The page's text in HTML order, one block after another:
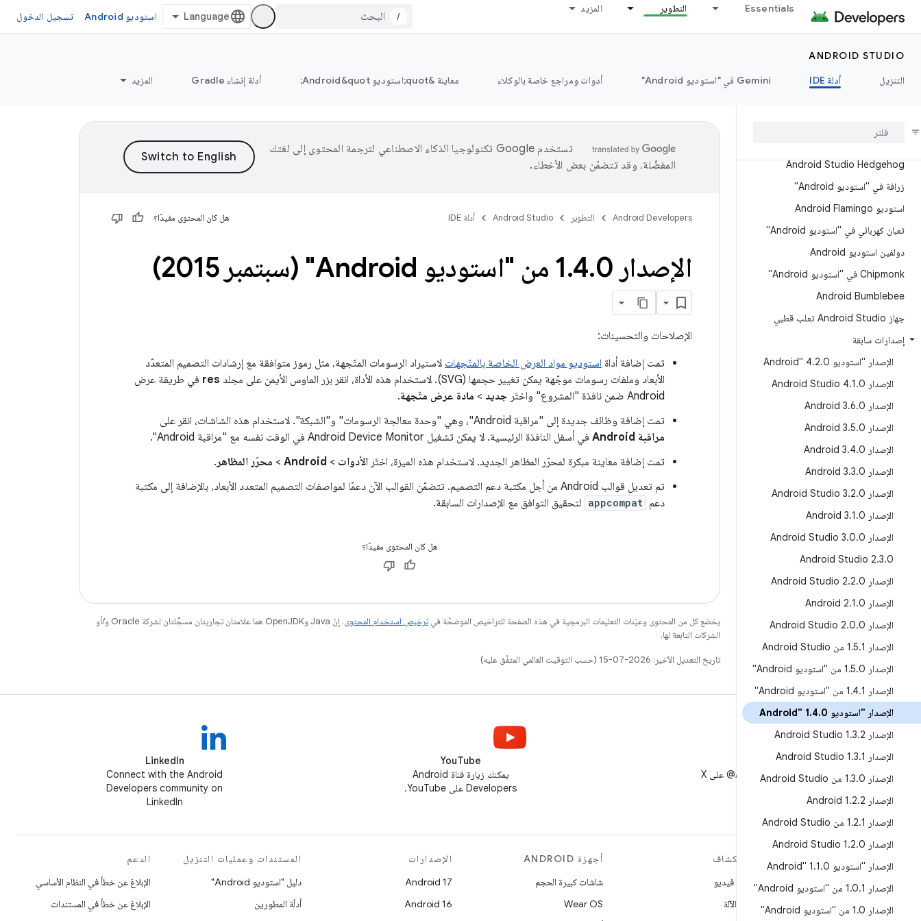
Essentials التطوير المزيد
/ استوديو Android تسجيل الدخول
ANDROID STUDIO
التنزيل
أدلة IDE ‫Gemini في "استوديو Android" أدوات ومراجع خاصة بالوكلاء معاينة &quot;استوديو Android&quot; أدلة إنشاء Gradle المزيد
توفُّر ميزات جديدة في تحديث Ladybug
من "استوديو Android"
تحديث يحتوي على ميزات جديدة في
"استوديو Android" الإصدار Koala
Android Studio Hedgehog
زرافة في "استوديو Android"
استوديو Android Flamingo
ثعبان كهربائي في "استوديو Android"
دولفين استوديو Android
Chipmonk في "استوديو Android"
Android Bumblebee
جهاز Android Studio ثعلب قطبي
إصدارات سابقة
الإصدار "استوديو Android" 4
.2.0
الإصدار Android Studio 4
.1.0
الإصدار Android 3
.6.0
الإصدار Android 3
.5.0
الإصدار Android 3
.4.0
الإصدار Android 3
.3.0
الإصدار Android Studio 3
.2.0
الإصدار Android 3
.1.0
الإصدار Android Studio 3
.0.0
Android Studio 2.3.0
الإصدار Android Studio 2
.2.0
الإصدار Android 2
.1.0
الإصدار Android Studio 2
.0.0
الإصدار 1
.5.1 من Android Studio
الإصدار 1
.5.0 من "استوديو Android"
الإصدار 1
.4.1 من "استوديو Android"
الإصدار "استوديو Android" 1
.4.0
الإصدار Android Studio 1
.3.2
الإصدار Android Studio 1
.3.1
الإصدار 1
.3.0 من Android Studio
الإصدار Android 1
.2.2
الإصدار 1
.2.1 من Android Studio
الإصدار Android Studio 1
.2.0
الإصدار "استوديو Android" 1
.1.0
الإصدار 1
.0.1 من "استوديو Android"
الإصدار 1
.0 من "استوديو Android"
تستخدم Google تكنولوجيا الذكاء الاصطناعي لترجمة المحتوى إلى لغتك
المفضّلة، وقد تتضمّن بعض الأخطاء.
Android Developers التطوير Android Studio أدلة IDE هل كان المحتوى مفيدًا؟
الإصدار 1 .4.0 من "استوديو Android" (سبتمبر 2015)
الإصلاحات والتحسينات:
تمت إضافة أداة استوديو مواد العرض الخاصة بالمتّجهات لاستيراد الرسومات المتّجهة، مثل رموز متوافقة مع إرشادات التصميم المتعدّد
الأبعاد وملفات رسومات موجّهة يمكن تغيير حجمها (SVG). لاستخدام هذه الأداة، انقر بزر الماوس الأيمن على مجلد
res في طريقة عرض
Android ضمن نافذة "المشروع" واختَر
جديد > مادة عرض متّجهة.
تمت إضافة وظائف جديدة إلى "مراقبة Android"، وهي "وحدة معالجة الرسومات" و"الشبكة". لاستخدام هذه الشاشات، انقر على
مراقبة Android
في أسفل النافذة الرئيسية. لا يمكن تشغيل Android Device Monitor في الوقت نفسه مع "مراقبة Android".
تمت إضافة معاينة مبكرة لمحرّر المظاهر الجديد. لاستخدام هذه الميزة، اختَر الأدوات >
Android
> محرّر المظاهر .
تم تعديل قوالب Android من أجل مكتبة دعم التصميم. تتضمّن القوالب الآن دعمًا لمواصفات التصميم المتعدد الأبعاد، بالإضافة إلى مكتبة
دعم appcompat لتحقيق التوافق مع الإصدارات السابقة.
هل كان المحتوى مفيدًا؟
يخضع كل من المحتوى وعيّنات التعليمات البرمجية في هذه الصفحة للتراخيص الموضحّة فيترخيص استخدام المحتوى
. إنّ Java وOpenJDK هما علامتان تجاريتان مسجَّلتان لشركة Oracle و/أو
الشركات التابعة لها.
تاريخ التعديل الأخير: 2026-07-15 (حسب التوقيت العالمي المتفَّق عليه)
متابعة AndroidDev@ على X
YouTube
يمكنك زيارة قناة Android
Developers على YouTube.
LinkedIn
Connect with the Android
Developers community on
LinkedIn
التشغيل ANDROID
Android
Android for Enterprise
استكشاف
ألعاب فيديو
تعلُم الآلة
أجهزة ANDROID
شاشات كبيرة الحجم
Wear OS
الإصدارات
Android 17
Android 16
المستندات وعمليات التنزيل
دليل "استوديو Android"
أدلّة المطورين
الدعم
الإبلاغ عن خطأ في النظام الأساسي
الإبلاغ عن خطأ في المستندات